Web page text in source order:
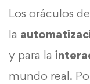
Los oráculos
la
y para la
mundo real.